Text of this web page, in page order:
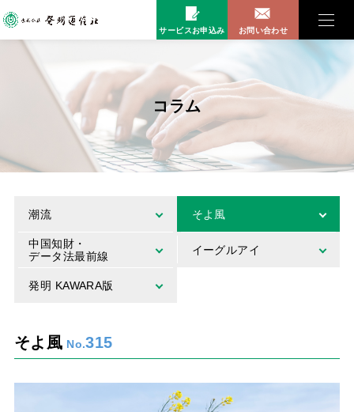
サービスお申込み お問い合わせ
コラム
潮流 そよ風
中国知財・
データ法最前線
イーグルアイ
発明 KAWARA版
そよ風 315